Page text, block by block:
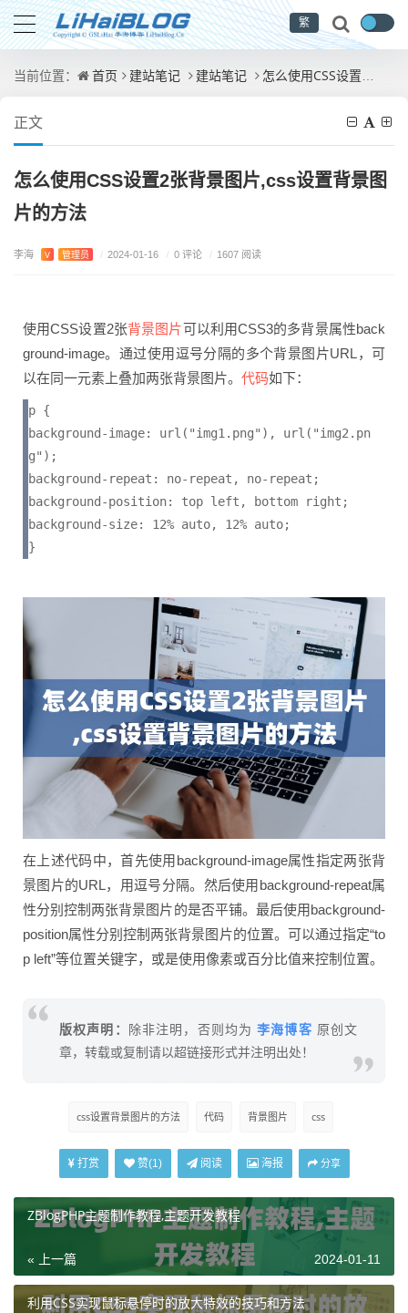
繁
当前位置： 首页 建站笔记 建站笔记 怎么使用CSS设置2张背景图片,css设置背景图片的方法
正文
怎么使用CSS设置2张背景图片,css设置背景图
片的方法
李海 V 管理员 / 2024-01-16 / 0 评论 / 1607 阅读
使用CSS设置2张背景图片可以利用CSS3的多背景属性back
ground-image。通过使用逗号分隔的多个背景图片URL，可
以在同一元素上叠加两张背景图片。 代码如下：
p {
background-image: url("img1.png"), url("img2.pn
g");
background-repeat: no-repeat, no-repeat;
background-position: top left, bottom right;
background-size: 12% auto, 12% auto;
}
在上述代码中，首先使用background-image属性指定两张背
景图片的URL，用逗号分隔。然后使用background-repeat属
性分别控制两张背景图片的是否平铺。最后使用background-
position属性分别控制两张背景图片的位置。可以通过指定“to
p left”等位置关键字，或是使用像素或百分比值来控制位置。
版权声明： 除非注明，否则均为 李海博客 原创文
章，转载或复制请以超链接形式并注明出处！
css设置背景图片的方法 代码 背景图片 css
打赏 赞(1) 阅读 海报 分享
ZBlogPHP主题制作教程,主题开发教程
« 上一篇 2024-01-11
利用CSS实现鼠标悬停时的放大特效的技巧和方法